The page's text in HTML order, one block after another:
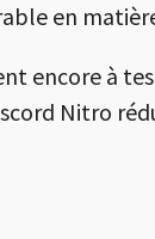
en
encore à
Nitro